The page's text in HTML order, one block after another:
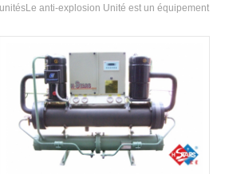
du but de l'eau réelle de utilisation. En plus du
gestion à distance, dans lequel le service à
distance est rendu possible grâce à la
rétroaction de l'opération du système
Informations. Ces Économie d'énergie,
respectueuse de l'environnement,
multifonctionnelle, compacte structurée,
économie d'espace et facile à installer Les
unitésLe anti-explosion Unité est un équipement
sont fabriquées en stricte conformité avec les
exigences pertinentes de la National Explosion-
Sotation Standard GB3836 et ont obtenu un
Explosion-Rush certificat. Il convient à une
utilisation dans des lieux dangereux et
inflammables et explosifs et des lieux généraux
Lieux Il est largement utilisé dans le pétrole, le
produit chimique, le textile, l'impression, la
médecine, la nourriture et de nombreux autres